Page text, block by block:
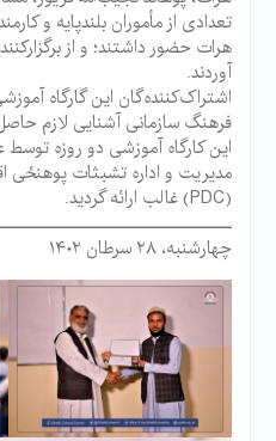
تعدادی از مأموران بلندپایه و
هرات حضور داشتند؛ و از
آوردند.
اشتراک‌کننده‌گان این گارگاه
فرهنگ سازمانی آشنایی لازم
این کارگاه آموزشی دو روزه
مدیریت و اداره تشبثات پوهنځی‌
(PDC) غالب ارائه گردید.
چهارشنبه، ۲۸ سرطان ۱۴۰۲